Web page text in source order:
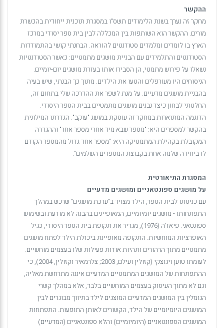
ההקשר
מחקר זה נערך בשנת הלימודים תשס"ו במסגרת תוכנית ייחודית בהכשרת
מורים. ההקשר הוא השותפות בין המכללה לבין בית ספר יסודי במרכז
הארץ בו לומדים ומלמדים סטודנטים להוראה. הבחנתי קושי בהתמודדות
הסטודנטים והתלמידים עם הבניית מושגים מתמטיים: כאשר הסטודנטיות
נשאלו על פירוש מתמטי, הן הסבירו אותו בעזרת מושגים יום-יומיים.
הניסוחים היו מעורפלים והטעו את הילדים. מתוך כך הבנתי, שיש בעיה
בהבניית מושגים מדעיים. על מנת לשפר את ההדרכה שלי בתחום זה,
החלטתי לבחון כיצד נבנים מושגים מתמטיים בבית הספר היסודי.
הדוגמה המתוארות במחקר זה עוסקת במושג "עוקב". הגדרתו המילונית
בהקשר למספרים היא: "מספר שבא מיד אחרי מספר אחר" וההגדרה
המקובלת בקהילת המתמטיקה היא: "מספר אחד גדול מהמספר הקודם
לו ביחידה שלמה אחת בקבוצת המספרים השלמים".
המסגרת התיאורטית
על מושגים ספונטאניים ומושגים מדעיים
עם כניסתו לבית הספר, הילד מצויד ב"ערכת מושגים" שרכש במהלך
התפתחותו - מושגים יומיומיים, המאופיינים בהבנה לא מודעת ובשימוש
ספונטאני. פיאז'ה (1976), מגדיר את תקופת בית הספר היסודי, כגיל
האופרציות המוחשיות. התקופה מאופיינת ביכולת הילד לפתח מושגים
מתמטיים מתוך הרהורים ותהיות אודות פעילות שלו בעצמים מוחשיים.
לעומתו טוען ויגוצקי (קזולין ועילם, 2003; צלרמאיר וקזולין, 2004), כי
ההתפתחות של המושגים המתמטיים המדעיים איננה מתרחשת מאליה,
וגם לא מתוך העיסוק בעצמים המוחשיים בלבד, אלא במהלך קשרי
הגומלין בין המושגים המדעיים המוצגים לילד בתיווך מבוגרים לבין
המושגים היומיומיים של הילד, הקשורים לאותן התופעות. התפתחות
המושגים הספונטאניים (היומיומיים) והלא ספונטאניים (המדעיים)